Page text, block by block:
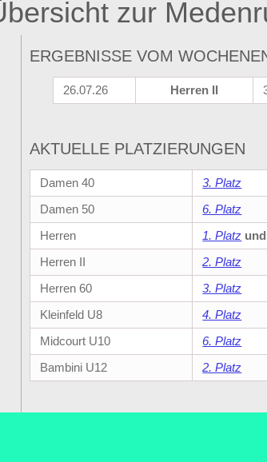
zur
ERGEBNISSE VOM
26.07.26 Herren II
AKTUELLE PLATZIERUNGEN
Damen 40
3. Platz
Damen 50
6. Platz
Herren
1. Platz
Herren II
2. Platz
Herren 60
3. Platz
Kleinfeld U8
4. Platz
Midcourt U10
6. Platz
Bambini U12
2. Platz